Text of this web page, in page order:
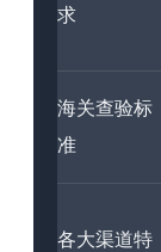
求
海关查验标
准
各大渠道特